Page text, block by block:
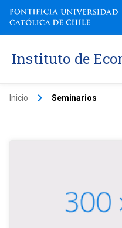
Instituto de
Inicio keyboard_arrow_right Seminarios